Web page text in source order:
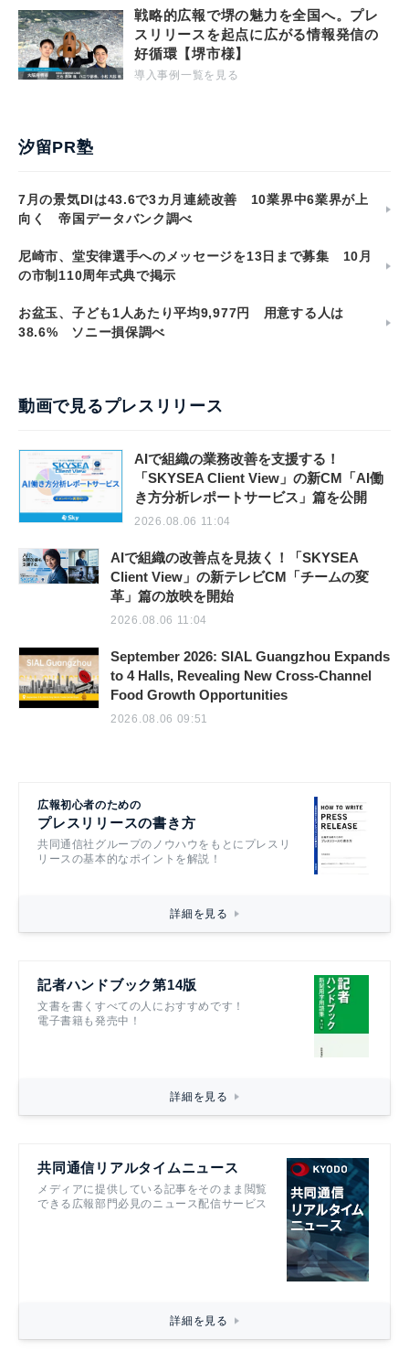
戦略的広報で堺の魅力を全国へ。プレ
スリリースを起点に広がる情報発信の
好循環【堺市様】
導入事例一覧を見る
汐留PR塾
7月の景気DIは43.6で3カ月連続改善 10業界中6業界が上
向く 帝国データバンク調べ
尼崎市、堂安律選手へのメッセージを13日まで募集 10月
の市制110周年式典で掲示
お盆玉、子ども1人あたり平均9,977円 用意する人は
38.6% ソニー損保調べ
動画で見るプレスリリース
AIで組織の業務改善を支援する！
「SKYSEA Client View」の新CM「AI働
き方分析レポートサービス」篇を公開
2026.08.06 11:04
AIで組織の改善点を見抜く！「SKYSEA
Client View」の新テレビCM「チームの変
革」篇の放映を開始
2026.08.06 11:04
September 2026: SIAL Guangzhou Expands
to 4 Halls, Revealing New Cross-Channel
Food Growth Opportunities
2026.08.06 09:51
広報初心者のための
プレスリリースの書き方
共同通信社グループのノウハウをもとにプレスリ
リースの基本的なポイントを解説！
詳細を見る
記者ハンドブック第14版
文書を書くすべての人におすすめです！
電子書籍も発売中！
詳細を見る
共同通信リアルタイムニュース
メディアに提供している記事をそのまま閲覧
できる広報部門必見のニュース配信サービス
詳細を見る